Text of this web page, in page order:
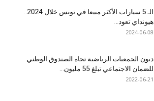
هيونداي تعود...
2024-06-08
ديون الجمعيات الرياضية تجاه الصندوق الوطني
للضمان الاجتماعي تبلغ 55 مليون...
2022-06-21